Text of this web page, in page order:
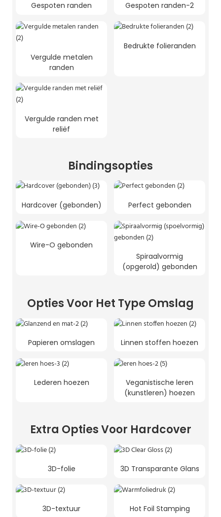
Gespoten randen Gespoten randen-2
Vergulde metalen
randen
Bedrukte folieranden
Vergulde randen met
reliëf
Bindingsopties
Hardcover (gebonden) Perfect gebonden
Wire-O gebonden
Spiraalvormig
(opgerold) gebonden
Opties Voor Het Type Omslag
Papieren omslagen Linnen stoffen hoezen
Lederen hoezen
Veganistische leren
(kunstleren) hoezen
Extra Opties Voor Hardcover
3D-folie 3D Transparante Glans
3D-textuur Hot Foil Stamping